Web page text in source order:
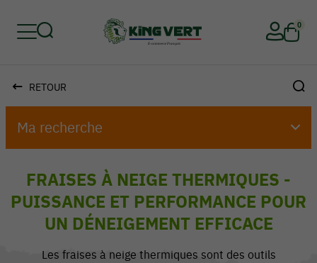
0
RETOUR
Ma recherche
FRAISES À NEIGE THERMIQUES -
PUISSANCE ET PERFORMANCE POUR
UN DÉNEIGEMENT EFFICACE
Les fraises à neige thermiques sont des outils